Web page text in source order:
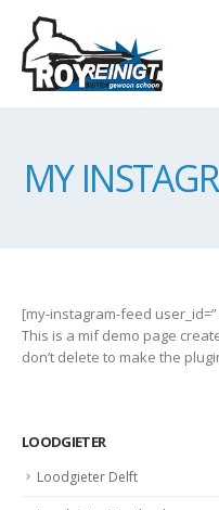
MY
[my-instagram-feed user_id=”
This is a mif demo page
don’t delete to make the
LOODGIETER
Loodgieter Delft